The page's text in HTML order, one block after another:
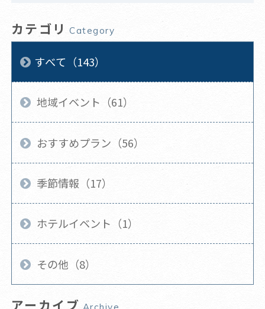
カテゴリ Category
すべて（143）
地域イベント（61）
おすすめプラン（56）
季節情報（17）
ホテルイベント（1）
その他（8）
アーカイブ